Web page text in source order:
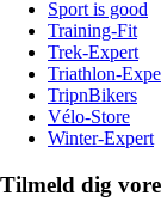
Sport is good
Training-Fit
Trek-Expert
Triathlon-
TripnBikers
Vélo-Store
Winter-Expert
Tilmeld dig